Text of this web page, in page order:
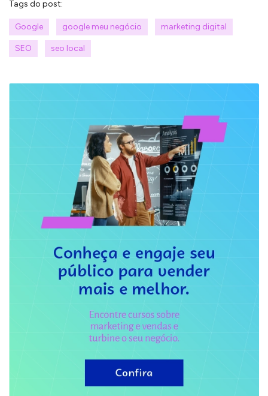
Tags do post:
Google google meu negócio marketing digital
SEO seo local